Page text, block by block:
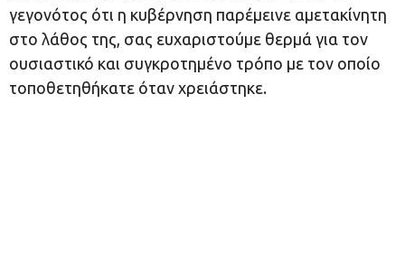
γεγονότος ότι η κυβέρνηση παρέμεινε αμετακίνητη
στο λάθος της, σας ευχαριστούμε θερμά για τον
ουσιαστικό και συγκροτημένο τρόπο με τον οποίο
τοποθετηθήκατε όταν χρειάστηκε.